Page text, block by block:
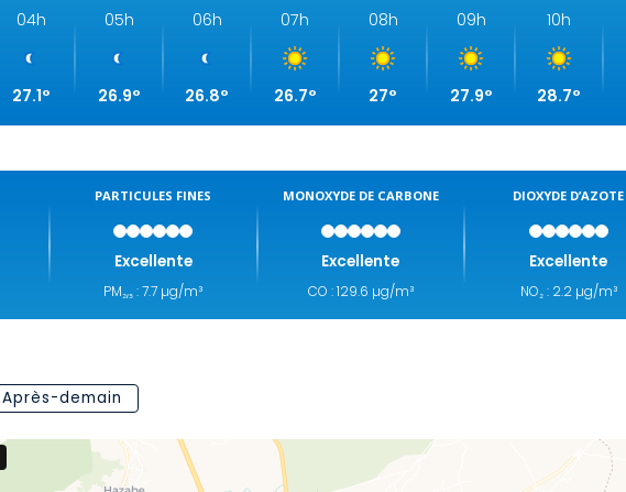
04h
27.1°
05h
26.9°
06h
26.8°
07h
26.7°
08h
27°
09h
27.9°
10h
28.7°
PARTICULES FINES
Excellente
PM₂,₅ : 7.7 µg/m³
MONOXYDE DE CARBONE
Excellente
CO : 129.6 µg/m³
DIOXYDE D’AZOTE
Excellente
NO₂ : 2.2 µg/m³
Après-demain